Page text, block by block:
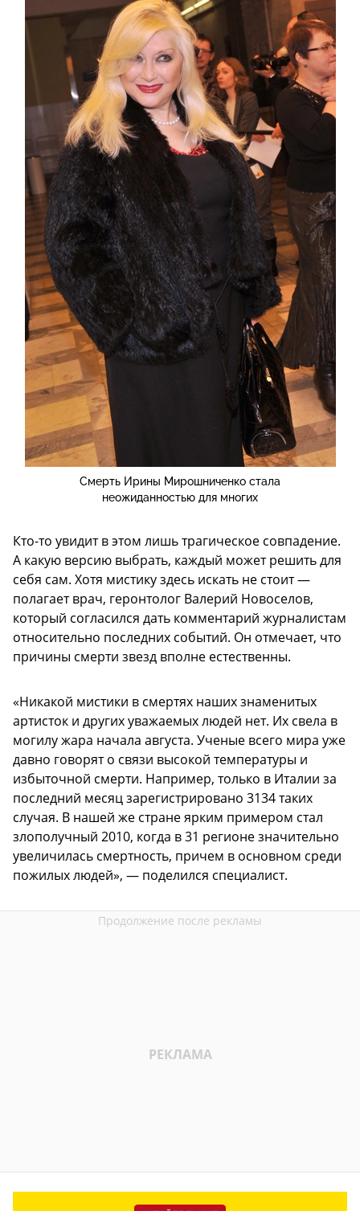
Смерть Ирины Мирошниченко стала
неожиданностью для многих
Кто-то увидит в этом лишь трагическое совпадение.
А какую версию выбрать, каждый может решить для
себя сам. Хотя мистику здесь искать не стоит —
полагает врач, геронтолог Валерий Новоселов,
который согласился дать комментарий журналистам
относительно последних событий. Он отмечает, что
причины смерти звезд вполне естественны.
«Никакой мистики в смертях наших знаменитых
артисток и других уважаемых людей нет. Их свела в
могилу жара начала августа. Ученые всего мира уже
давно говорят о связи высокой температуры и
избыточной смерти. Например, только в Италии за
последний месяц зарегистрировано 3134 таких
случая. В нашей же стране ярким примером стал
злополучный 2010, когда в 31 регионе значительно
увеличилась смертность, причем в основном среди
пожилых людей», — поделился специалист.